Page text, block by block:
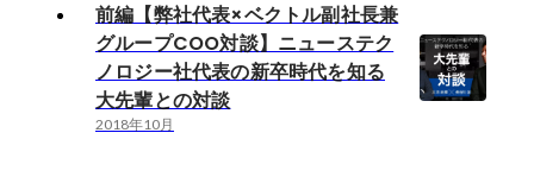
前編【弊社代表×ベクトル副社長兼
グループCOO対談】ニューステク
ノロジー社代表の新卒時代を知る
大先輩との対談
2018年10月